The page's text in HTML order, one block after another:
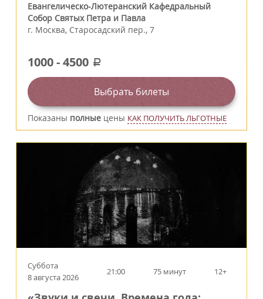
Евангелическо-Лютеранский Кафедральный
Собор Святых Петра и Павла
г. Москва, Старосадский пер., 7
1000-4500 a
Выбрать билеты
Показаны полные цены КАК ПОЛУЧИТЬ ЛЬГОТНЫЕ
Суббота
8 августа 2026
21:00 75 минут 12+